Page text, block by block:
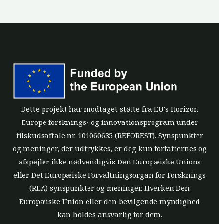
Dette projekt har modtaget støtte fra EU's Horizon
Europe forsknings- og innovationsprogram under
tilskudsaftale nr. 101060635 (REFOREST). Synspunkter
og meninger, der udtrykkes, er dog kun forfatternes og
afspejler ikke nødvendigvis Den Europæiske Unions
eller Det Europæiske Forvaltningsorgan for Forsknings
(REA) synspunkter og meninger. Hverken Den
Europæiske Union eller den bevilgende myndighed
kan holdes ansvarlig for dem.